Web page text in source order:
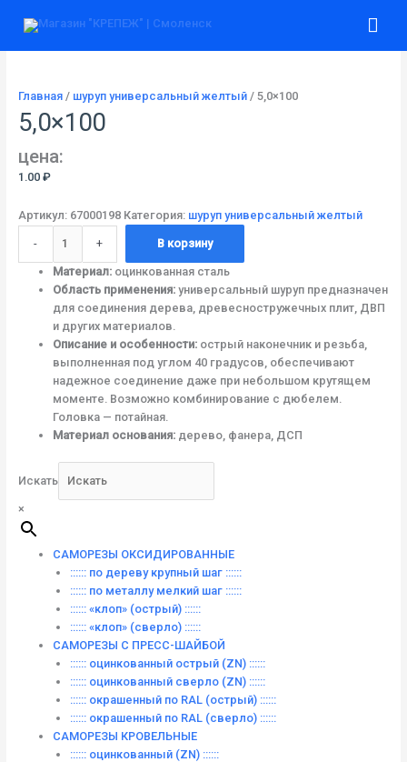
Главная/ шуруп универсальный желтый/ 5,0×100
5,0×100
цена:
1.00 ₽
Артикул: 67000198 Категория: шуруп универсальный желтый
-
товара
+ В корзину
Материал: оцинкованная сталь
Область применения: универсальный шуруп предназначен
для соединения дерева, древесностружечных плит, ДВП
и других материалов.
Описание и особенности: острый наконечник и резьба,
выполненная под углом 40 градусов, обеспечивают
надежное соединение даже при небольшом крутящем
моменте. Возможно комбинирование с дюбелем.
Головка — потайная.
Материал основания: дерево, фанера, ДСП
Искать
×
САМОРЕЗЫ ОКСИДИРОВАННЫЕ
:::::: по дереву крупный шаг ::::::
:::::: по металлу мелкий шаг ::::::
:::::: «клоп» (острый) ::::::
:::::: «клоп» (сверло) ::::::
САМОРЕЗЫ С ПРЕСС-ШАЙБОЙ
:::::: оцинкованный острый (ZN) ::::::
:::::: оцинкованный сверло (ZN) ::::::
:::::: окрашенный по RAL (острый) ::::::
:::::: окрашенный по RAL (сверло) ::::::
САМОРЕЗЫ КРОВЕЛЬНЫЕ
:::::: оцинкованный (ZN) ::::::